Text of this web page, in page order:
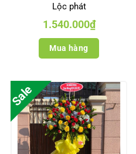
Lộc phát
1.540.000₫
Mua hàng
Sale